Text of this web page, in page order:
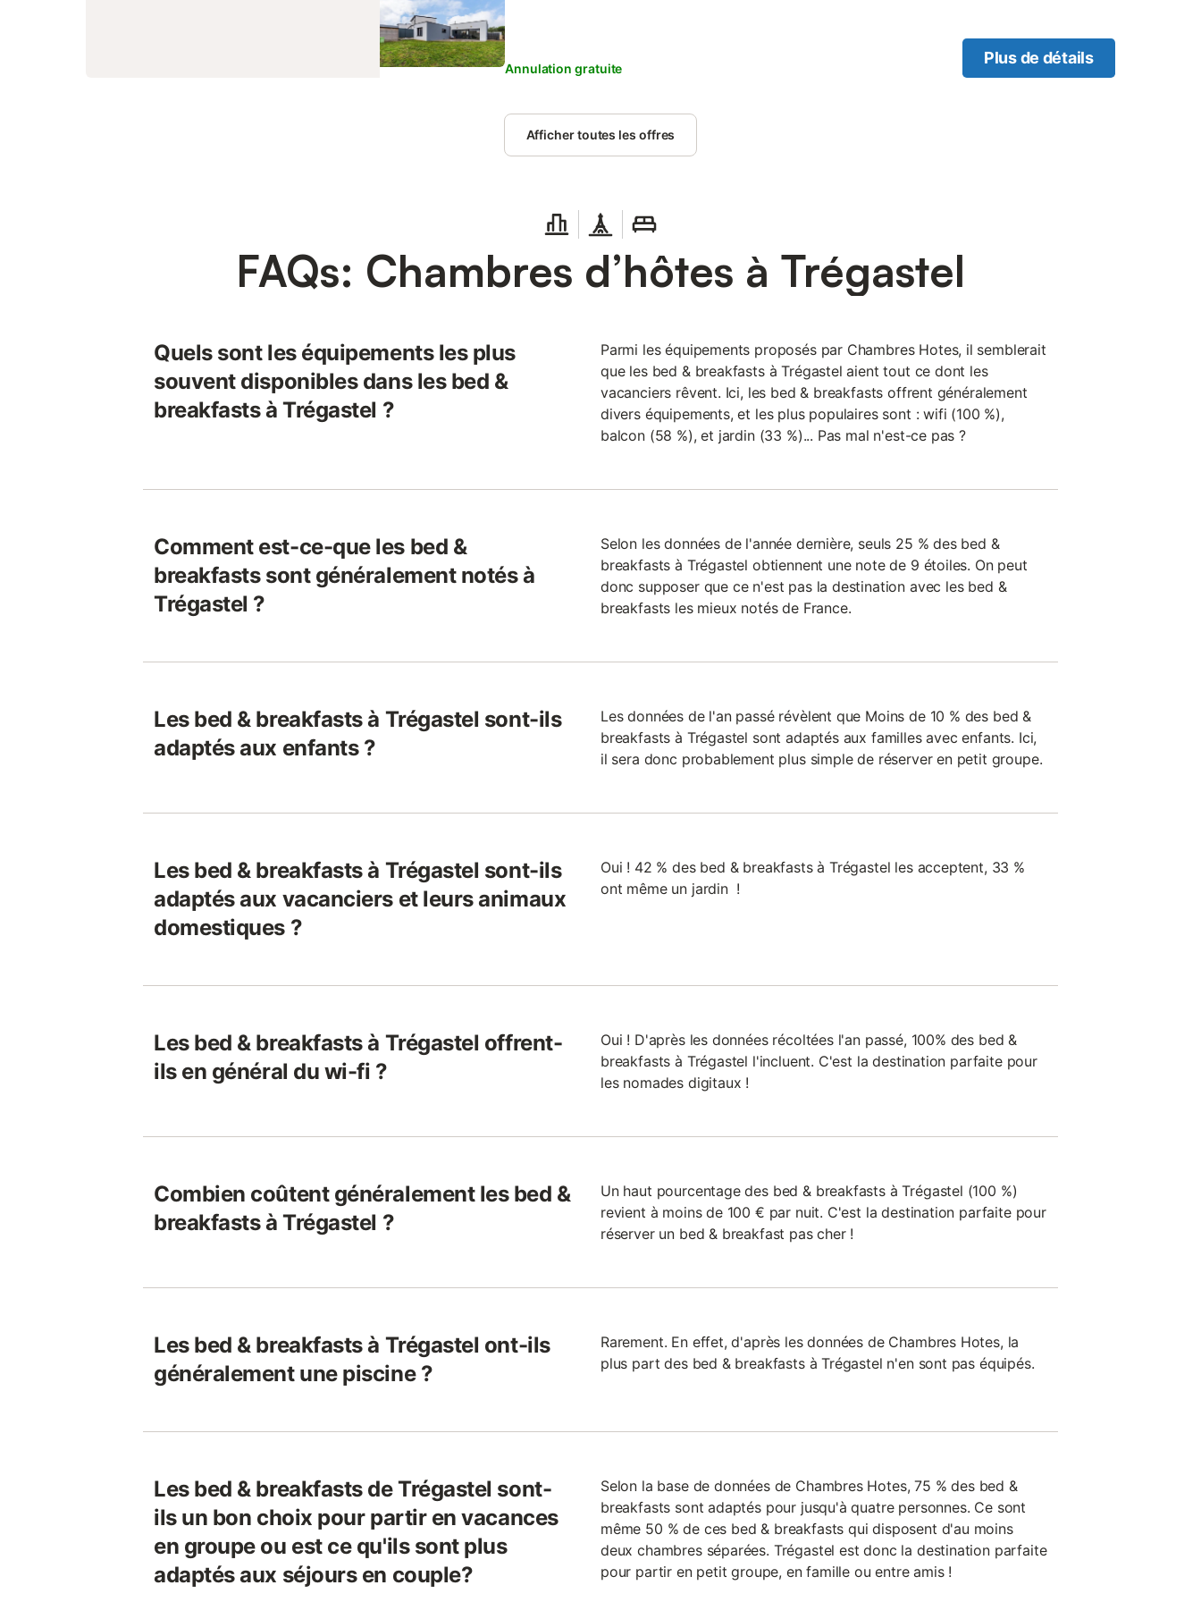
Annulation gratuite
Plus de détails
Afficher toutes les offres
FAQs: Chambres d’hôtes à Trégastel
Quels sont les équipements les plus
souvent disponibles dans les bed &
breakfasts à Trégastel ?
Parmi les équipements proposés par Chambres Hotes, il semblerait
que les bed & breakfasts à Trégastel aient tout ce dont les
vacanciers rêvent. Ici, les bed & breakfasts offrent généralement
divers équipements, et les plus populaires sont : wifi (100 %),
balcon (58 %), et jardin (33 %)... Pas mal n'est-ce pas ?
Comment est-ce-que les bed &
breakfasts sont généralement notés à
Trégastel ?
Selon les données de l'année dernière, seuls 25 % des bed &
breakfasts à Trégastel obtiennent une note de 9 étoiles. On peut
donc supposer que ce n'est pas la destination avec les bed &
breakfasts les mieux notés de France.
Les bed & breakfasts à Trégastel sont-ils
adaptés aux enfants ?
Les données de l'an passé révèlent que Moins de 10 % des bed &
breakfasts à Trégastel sont adaptés aux familles avec enfants. Ici,
il sera donc probablement plus simple de réserver en petit groupe.
Les bed & breakfasts à Trégastel sont-ils
adaptés aux vacanciers et leurs animaux
domestiques ?
Oui ! 42 % des bed & breakfasts à Trégastel les acceptent, 33 %
ont même un jardin !
Les bed & breakfasts à Trégastel offrent-
ils en général du wi-fi ?
Oui ! D'après les données récoltées l'an passé, 100% des bed &
breakfasts à Trégastel l'incluent. C'est la destination parfaite pour
les nomades digitaux !
Combien coûtent généralement les bed &
breakfasts à Trégastel ?
Un haut pourcentage des bed & breakfasts à Trégastel (100 %)
revient à moins de 100 € par nuit. C'est la destination parfaite pour
réserver un bed & breakfast pas cher !
Les bed & breakfasts à Trégastel ont-ils
généralement une piscine ?
Rarement. En effet, d'après les données de Chambres Hotes, la
plus part des bed & breakfasts à Trégastel n'en sont pas équipés.
Les bed & breakfasts de Trégastel sont-
ils un bon choix pour partir en vacances
en groupe ou est ce qu'ils sont plus
adaptés aux séjours en couple?
Selon la base de données de Chambres Hotes, 75 % des bed &
breakfasts sont adaptés pour jusqu'à quatre personnes. Ce sont
même 50 % de ces bed & breakfasts qui disposent d'au moins
deux chambres séparées. Trégastel est donc la destination parfaite
pour partir en petit groupe, en famille ou entre amis !